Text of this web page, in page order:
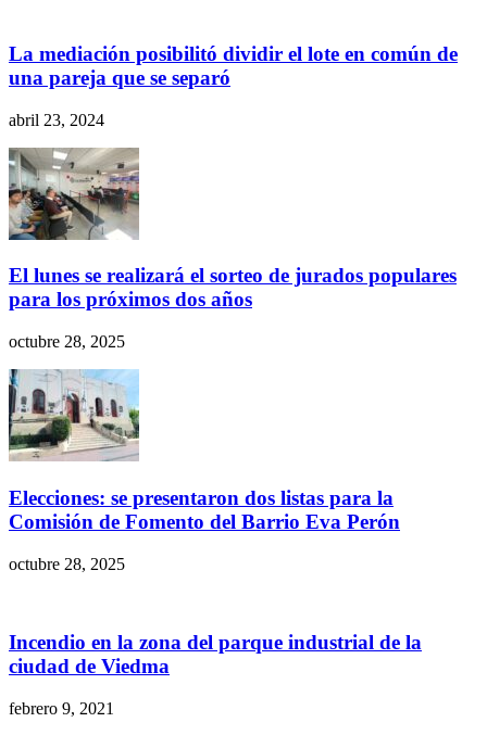
La mediación posibilitó dividir el lote en común de
una pareja que se separó
abril 23, 2024
El lunes se realizará el sorteo de jurados populares
para los próximos dos años
octubre 28, 2025
Elecciones: se presentaron dos listas para la
Comisión de Fomento del Barrio Eva Perón
octubre 28, 2025
Incendio en la zona del parque industrial de la
ciudad de Viedma
febrero 9, 2021